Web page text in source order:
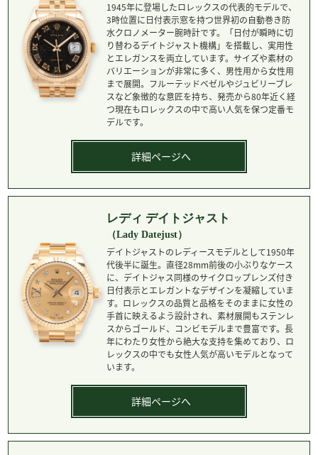
1945年に登場したロレックスの代表的モデルで、
3時位置に日付表示窓を持つ世界初の自動巻き防
水クロノメーター腕時計です。「日付が瞬時に切
り替わるデイトジャスト機構」を搭載し、実用性
とエレガンスを両立しています。サイズや素材の
バリエーションが非常に多く、男性用から女性用
まで展開。フルーテッドベゼルやジュビリーブレ
スなど象徴的な意匠を持ち、発売から80年近く経
つ現在もロレックスの中で高い人気を保つ定番モ
デルです。
詳細ページへ
レディ デイトジャスト
（Lady Datejust）
デイトジャストのレディースモデルとして1950年
代後半に誕生。直径28mm前後の小ぶりなケース
に、デイトジャス同様のサイクロップレンズ付き
日付表示とエレガントなデザインを凝縮していま
す。ロレックスの品質と品格をそのままに女性の
手首に映えるよう設計され、素材展開もステンレ
スからゴールド、コンビモデルまで豊富です。長
年にわたり女性から絶大な支持を集めており、ロ
レックスの中でも女性人気が高いモデルとなって
います。
詳細ページへ